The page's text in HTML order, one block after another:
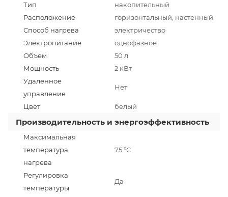
Тип
накопительный
Расположение
горизонтальный, настенный
Способ нагрева
электричество
Электропитание
однофазное
Объем
50 л
Мощность
2 кВт
Удаленное
управление
Нет
Цвет белый
Производительность и энергоэффективность
Максимальная
температура
нагрева
75 °C
Регулировка
температуры
Да